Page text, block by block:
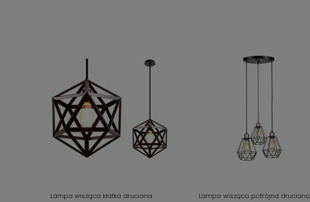
Lampa wisząca klatka druciana
Lampa wisząca potrójna druciana